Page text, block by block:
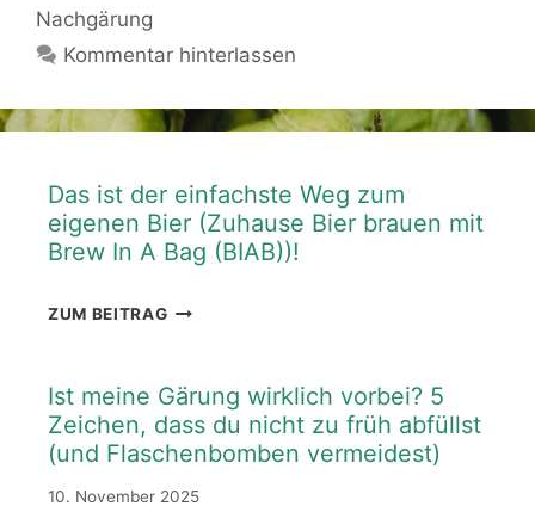
Nachgärung
Kommentar hinterlassen
Das ist der einfachste Weg zum
eigenen Bier (Zuhause Bier brauen mit
Brew In A Bag (BIAB))!
ZUM BEITRAGDAS
WEG
ZUM
EIGENEN
(ZUHAUSE
Ist meine Gärung wirklich vorbei? 5
Zeichen, dass du nicht zu früh abfüllst
(und Flaschenbomben vermeidest)
10. November 2025